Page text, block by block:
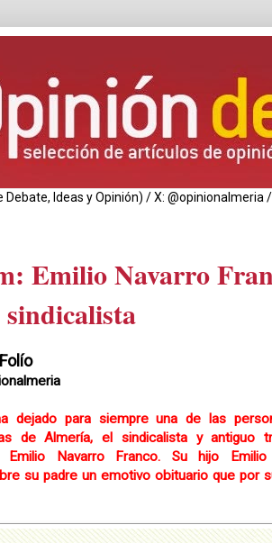
Debate, Ideas y Opinión) / X:
Emilio Navarro
dejado para siempre una de las
de Almería, el sindicalista y antiguo
Emilio Navarro Franco. Su hijo Emilio
su padre un emotivo obituario que por